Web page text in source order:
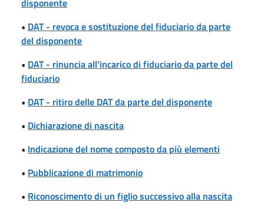
• DAT - revoca e sostituzione del fiduciario da parte
del disponente
• DAT - rinuncia all'incarico di fiduciario da parte del
fiduciario
• DAT - ritiro delle DAT da parte del disponente
• Dichiarazione di nascita
• Indicazione del nome composto da più elementi
• Pubblicazione di matrimonio
• Riconoscimento di un figlio successivo alla nascita